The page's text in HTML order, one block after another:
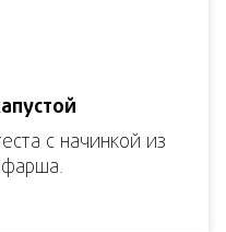
с начинкой из
фарша.